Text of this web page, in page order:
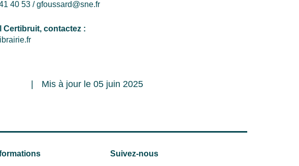
40 53 /gfoussard@sne.fr
Certibruit, contactez :
Mis à jour le 05 juin 2025
Suivez-nous